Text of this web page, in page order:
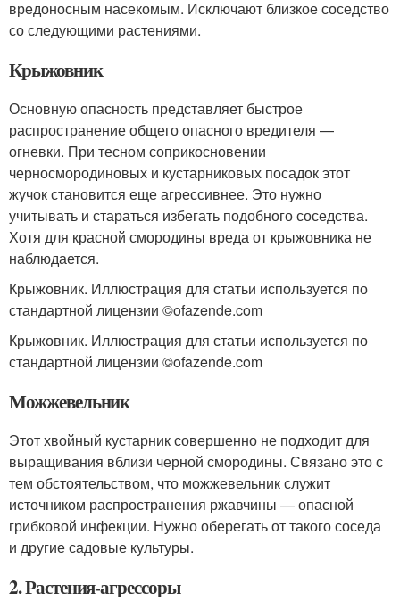
вредоносным насекомым. Исключают близкое соседство
со следующими растениями.
Крыжовник
Основную опасность представляет быстрое
распространение общего опасного вредителя —
огневки. При тесном соприкосновении
черносмородиновых и кустарниковых посадок этот
жучок становится еще агрессивнее. Это нужно
учитывать и стараться избегать подобного соседства.
Хотя для красной смородины вреда от крыжовника не
наблюдается.
Крыжовник. Иллюстрация для статьи используется по
стандартной лицензии ©ofazende.com
Крыжовник. Иллюстрация для статьи используется по
стандартной лицензии ©ofazende.com
Можжевельник
Этот хвойный кустарник совершенно не подходит для
выращивания вблизи черной смородины. Связано это с
тем обстоятельством, что можжевельник служит
источником распространения ржавчины — опасной
грибковой инфекции. Нужно оберегать от такого соседа
и другие садовые культуры.
2. Растения-агрессоры